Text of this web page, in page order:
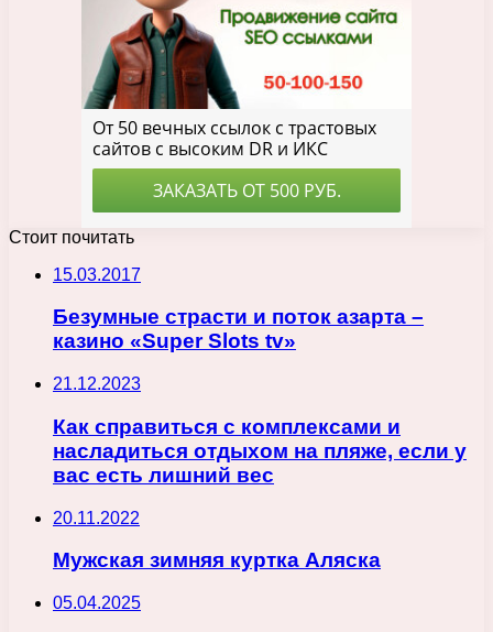
Стоит почитать
15.03.2017
Безумные страсти и поток азарта –
казино «Super Slots tv»
21.12.2023
Как справиться с комплексами и
насладиться отдыхом на пляже, если у
вас есть лишний вес
20.11.2022
Мужская зимняя куртка Аляска
05.04.2025